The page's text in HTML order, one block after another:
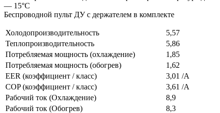
— 15°C
Беспроводной пульт ДУ с держателем в комплекте
Холодопроизводительность
5,57
Теплопроизводительность
5,86
Потребляемая мощность (охлаждение)
1,85
Потребляемая мощность (обогрев)
1,62
EER (коэффициент / класс)
3,01 /A
COP (коэффициент / класс)
3,61 /A
Рабочий ток (Охлаждение)
8,9
Рабочий ток (Обогрев)
8,3